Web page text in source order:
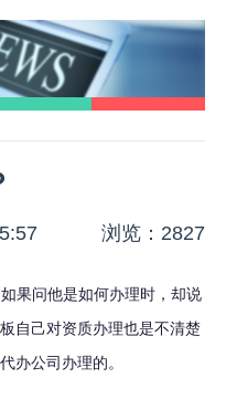
浏览：2827
如果问他是如何办理时，却说
自己对资质办理也是不清楚
办公司办理的。